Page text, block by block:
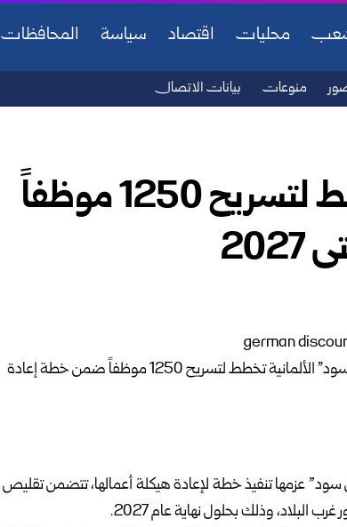
محليات اقتصاد سياسة المحافظات
منوعات بيانات الاتصال
“ألدي سود” الألمانية تخطط لتسريح 1250 موظفاً
سود” عزمها تنفيذ خطة لإعادة هيكلة أعمالها، تتضمن تقليص